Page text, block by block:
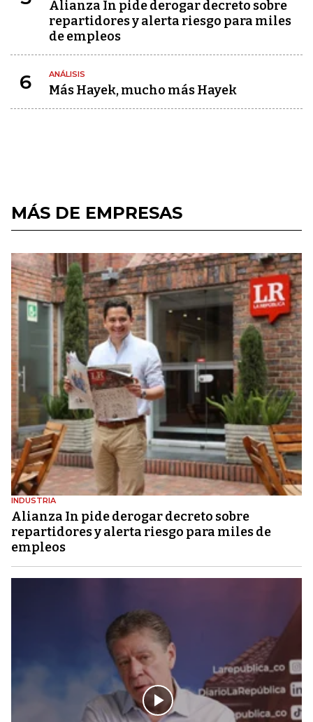
Alianza In pide derogar decreto sobre
repartidores y alerta riesgo para miles
de empleos
6 ANÁLISIS
Más Hayek, mucho más Hayek
MÁS DE EMPRESAS
INDUSTRIA
Alianza In pide derogar decreto sobre
repartidores y alerta riesgo para miles de
empleos